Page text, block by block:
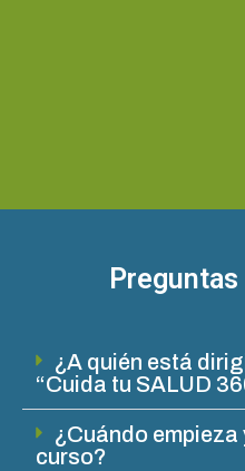
¿A quién está
“Cuida tu SALUD
¿Cuándo empieza
curso?